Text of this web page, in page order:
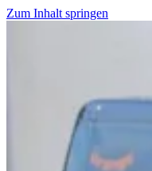
Zum Inhalt springen